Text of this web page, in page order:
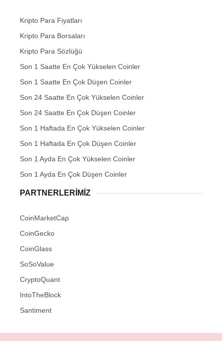
Kripto Para Fiyatları
Kripto Para Borsaları
Kripto Para Sözlüğü
Son 1 Saatte En Çok Yükselen Coinler
Son 1 Saatte En Çok Düşen Coinler
Son 24 Saatte En Çok Yükselen Coinler
Son 24 Saatte En Çok Düşen Coinler
Son 1 Haftada En Çok Yükselen Coinler
Son 1 Haftada En Çok Düşen Coinler
Son 1 Ayda En Çok Yükselen Coinler
Son 1 Ayda En Çok Düşen Coinler
PARTNERLERIMIZ
CoinMarketCap
CoinGecko
CoinGlass
SoSoValue
CryptoQuant
IntoTheBlock
Santiment